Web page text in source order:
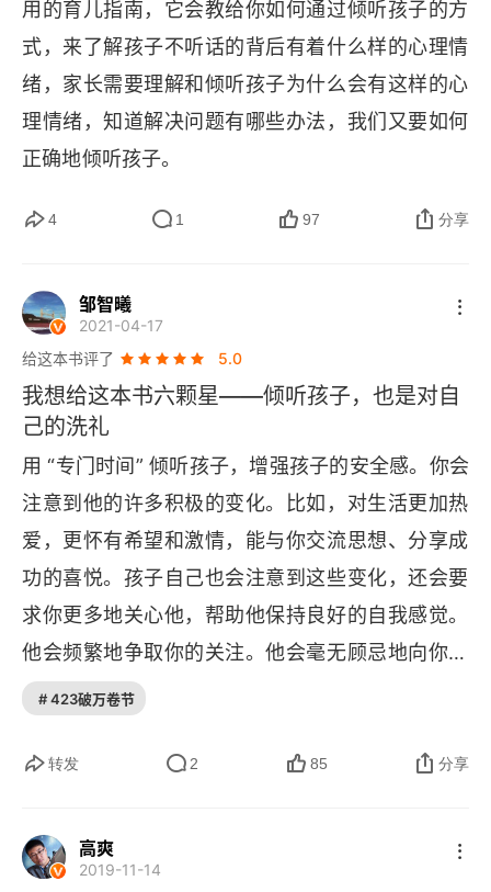
附录 帕蒂的信箱
如何不加责备和羞辱地干预孩子取笑他人的行为
“可以来个拥抱吗?”
当事情不完美时
用倾听帮助孩子愈合擦伤、割伤和其他小伤小痛
当孩子吼叫 “我讨厌你！”的时候
怎样阻止孩子的攻击行为
育儿中的夫妻合作
如何帮助受灾儿童*
孩子大哭大闹时父母怎样做
当自己的孩子们相互敌对时
用的育儿指南，它会教给你如何通过倾听孩子的方
式，来了解孩子不听话的背后有着什么样的心理情
绪，家长需要理解和倾听孩子为什么会有这样的心
理情绪，知道解决问题有哪些办法，我们又要如何
正确地倾听孩子。
4 1 97 分享
邹智曦
2021-04-17
给这本书评了
5.0
我想给这本书六颗星——倾听孩子，也是对自
己的洗礼
用 “专门时间” 倾听孩子，增强孩子的安全感。你会
注意到他的许多积极的变化。比如，对生活更加热
爱，更怀有希望和激情，能与你交流思想、分享成
功的喜悦。孩子自己也会注意到这些变化，还会要
求你更多地关心他，帮助他保持良好的自我感觉。
他会频繁地争取你的关注。他会毫无顾忌地向你显
示对你的依赖，这看起来像是他 “退步” 到了行为举
自立。但实际上这是一个进步。说明孩子已通过
直在独自承受的困难处境，能向你求助解决这些重
要的问题了。假如孩子不自信，你就要在游戏中扮
# 423破万卷节
转发 2 85 分享
高爽
2019-11-14